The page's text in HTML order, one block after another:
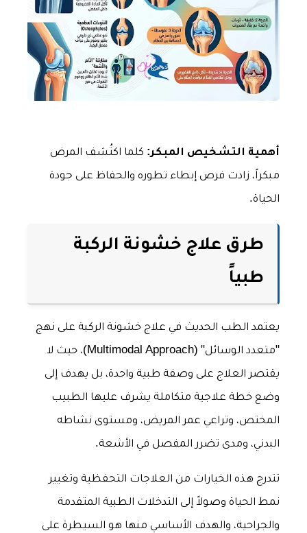
أهمية التشخيص المبكر: كلما اكتُشف المرض
مبكراً، زادت فرص إبطاء تطوره والحفاظ على جودة
الحياة.
طرق علاج خشونة الركبة
طبياً
يعتمد الطب الحديث في علاج خشونة الركبة على نهج
"متعدد الوسائل" (Multimodal Approach)، حيث لا
يقتصر العلاج على وصفة طبية واحدة، بل يهدف إلى
وضع خطة علاجية متكاملة يشرف عليها الطبيب
المختص، وتراعي عمر المريض، ومستوى نشاطه
البدني، ومدى تضرر المفصل في الأشعة.
تتدرج هذه الخيارات من العلاجات التحفظية وتغيير
نمط الحياة وصولاً إلى التدخلات الطبية المتقدمة
والجراحية، والهدف الأساسي منها هو السيطرة على